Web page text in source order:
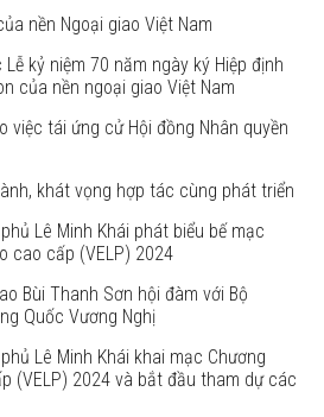
nền Ngoại giao Việt Nam
kỷ niệm 70 năm ngày ký Hiệp định
của nền ngoại giao Việt Nam
việc tái ứng cử Hội đồng Nhân quyền
khát vọng hợp tác cùng phát triển
Lê Minh Khái phát biểu bế mạc
cao cấp (VELP) 2024
Bùi Thanh Sơn hội đàm với Bộ
Quốc Vương Nghị
Lê Minh Khái khai mạc Chương
(VELP) 2024 và bắt đầu tham dự các